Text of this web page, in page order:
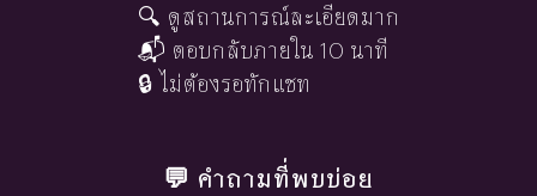
🔍 ดูสถานการณ์ละเอียดมาก
📬 ตอบกลับภายใน 10 นาที
🔒 ไม่ต้องรอทักแชท
💬 คำถามที่พบบ่อย